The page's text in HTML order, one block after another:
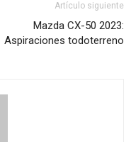
Artículo siguiente
Mazda CX-50 2023:
Aspiraciones todoterreno